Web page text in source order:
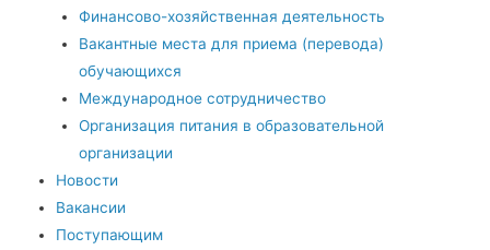
Финансово-хозяйственная деятельность
Вакантные места для приема (перевода)
обучающихся
Международное сотрудничество
Организация питания в образовательной
организации
Новости
Вакансии
Поступающим